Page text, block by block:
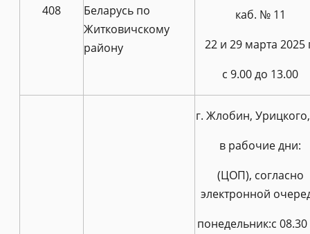
408
Беларусь по
Житковичскому
району
каб. № 11
22 и 29 марта 2025
с 9.00 до 13.00
г. Жлобин,
в рабочие дни:
(ЦОП), согласно
электронной
понедельник:с